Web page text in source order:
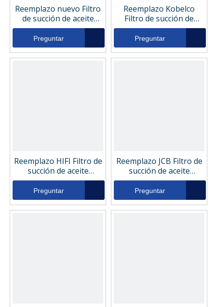
Reemplazo nuevo Filtro
de succión de aceite
hidráulico Holanda
YN50V00025F1
Preguntar
Reemplazo Kobelco
Filtro de succión de
aceite hidráulico
YN50V00025F1
Preguntar
Reemplazo HIFI Filtro de
succión de aceite
hidráulico SH60034
Preguntar
Reemplazo JCB Filtro de
succión de aceite
hidráulico KNJ1847
Preguntar